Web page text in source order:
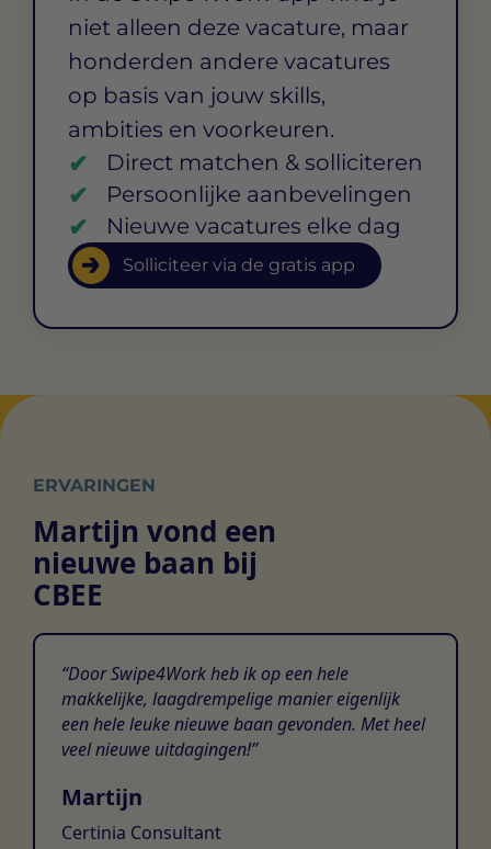
niet alleen deze vacature, maar
honderden andere vacatures
op basis van jouw skills,
ambities en voorkeuren.
Direct matchen & solliciteren
Persoonlijke aanbevelingen
Nieuwe vacatures elke dag
Solliciteer via de gratis app
ERVARINGEN
Martijn vond een
nieuwe baan bij
CBEE
Door Swipe4Work heb ik op een hele
makkelijke, laagdrempelige manier eigenlijk
een hele leuke nieuwe baan gevonden. Met heel
veel nieuwe uitdagingen!
Martijn
Certinia Consultant